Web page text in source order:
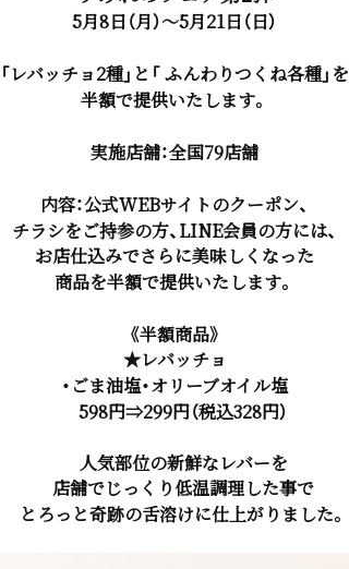
5月8日（月）～5月21日（日）
「レバッチョ2種」と「 ふんわりつくね各種」を
半額で提供いたします。
実施店舗：全国79店舗
内容：公式WEBサイトのクーポン、
チラシをご持参の方、LINE会員の方には、
お店仕込みでさらに美味しくなった
商品を半額で提供いたします。
《半額商品》
★レバッチョ
・ごま油塩・オリーブオイル塩
598円⇒299円（税込328円）
人気部位の新鮮なレバーを
店舗でじっくり低温調理した事で
とろっと奇跡の舌溶けに仕上がりました。